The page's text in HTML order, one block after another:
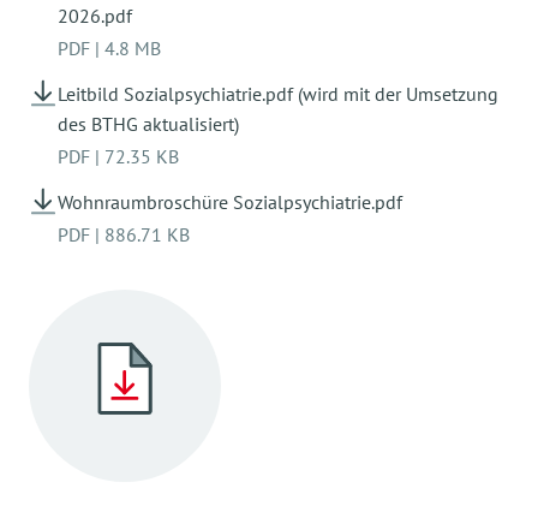
2026.pdf
PDF | 4.8 MB
Leitbild Sozialpsychiatrie.pdf (wird mit der Umsetzung
des BTHG aktualisiert)
PDF | 72.35 KB
Wohnraumbroschüre Sozialpsychiatrie.pdf
PDF | 886.71 KB